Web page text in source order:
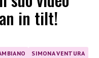
in tilt!
SIMONA VENTURA